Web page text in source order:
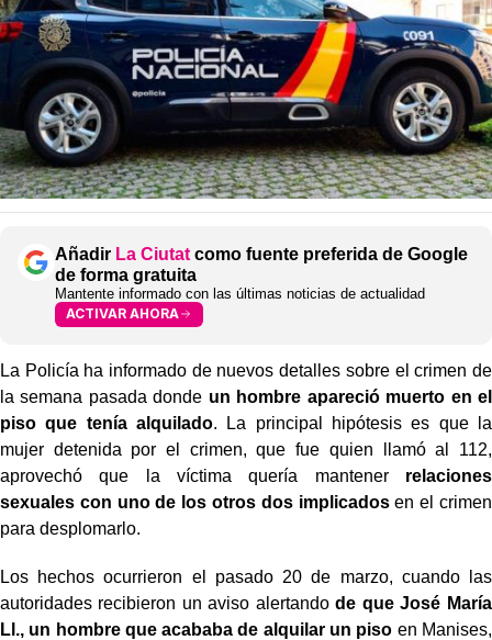
Añadir La Ciutat como fuente preferida de Google
de forma gratuita
Mantente informado con las últimas noticias de actualidad
ACTIVAR AHORA
La Policía ha informado de nuevos detalles sobre el crimen de
la semana pasada donde un hombre apareció muerto en el
piso que tenía alquilado. La principal hipótesis es que la
mujer detenida por el crimen, que fue quien llamó al 112,
aprovechó que la víctima quería mantener relaciones
sexuales con uno de los otros dos implicadosen el crimen
para desplomarlo.
Los hechos ocurrieron el pasado 20 de marzo, cuando las
autoridades recibieron un aviso alertandode que José María
Ll., un hombre que acababa de alquilar un piso en Manises,